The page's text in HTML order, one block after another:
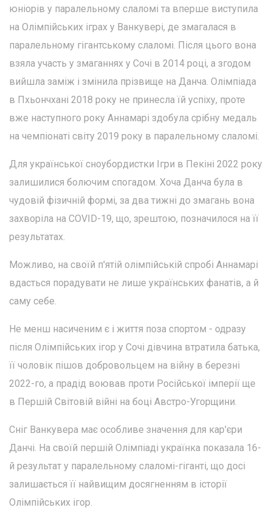
юніорів у паралельному слаломі та вперше виступила
на Олімпійських іграх у Ванкувері, де змагалася в
паралельному гігантському слаломі. Після цього вона
взяла участь у змаганнях у Сочі в 2014 році, а згодом
вийшла заміж і змінила прізвище на Данча. Олімпіада
в Пхьончхані 2018 року не принесла їй успіху, проте
вже наступного року Аннамарі здобула срібну медаль
на чемпіонаті світу 2019 року в паралельному слаломі.
Для української сноубордистки Ігри в Пекіні 2022 року
залишилися болючим спогадом. Хоча Данча була в
чудовій фізичній формі, за два тижні до змагань вона
захворіла на COVID-19, що, зрештою, позначилося на її
результатах.
Можливо, на своїй п'ятій олімпійській спробі Аннамарі
вдасться порадувати не лише українських фанатів, а й
саму себе.
Не менш насиченим є і життя поза спортом - одразу
після Олімпійських ігор у Сочі дівчина втратила батька,
її чоловік пішов добровольцем на війну в березні
2022-го, а прадід воював проти Російської імперії ще
в Першій Світовій війні на боці Австро-Угорщини.
Сніг Ванкувера має особливе значення для кар'єри
Данчі. На своїй першій Олімпіаді українка показала 16-
й результат у паралельному слаломі-гіганті, що досі
залишається її найвищим досягненням в історії
Олімпійських ігор.